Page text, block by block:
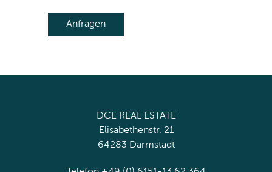
DCE REAL ESTATE
Elisabethenstr. 21
64283 Darmstadt